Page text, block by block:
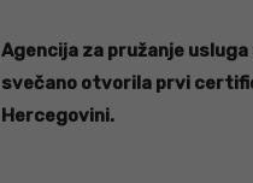
Agencija za pružanje
svečano otvorila prvi
Hercegovini.